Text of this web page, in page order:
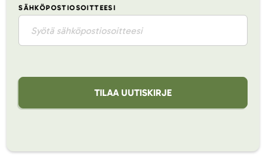
SÄHKÖPOSTIOSOITTEESI
TILAA UUTISKIRJE